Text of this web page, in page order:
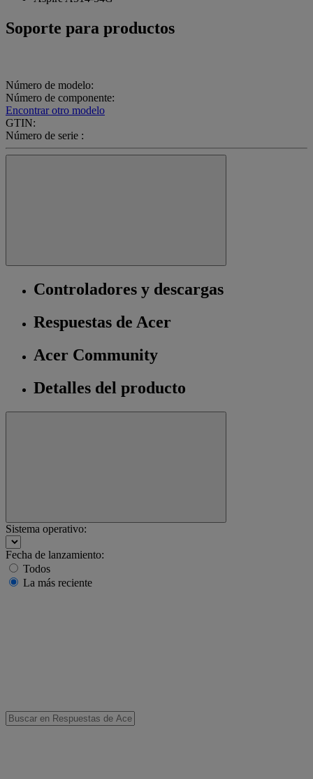
Soporte para productos
Número de modelo:
Número de componente:
Encontrar otro modelo
GTIN:
Número de serie :
Controladores y descargas
Respuestas de Acer
Acer Community
Detalles del producto
Sistema operativo:
Fecha de lanzamiento:
Todos
La más reciente